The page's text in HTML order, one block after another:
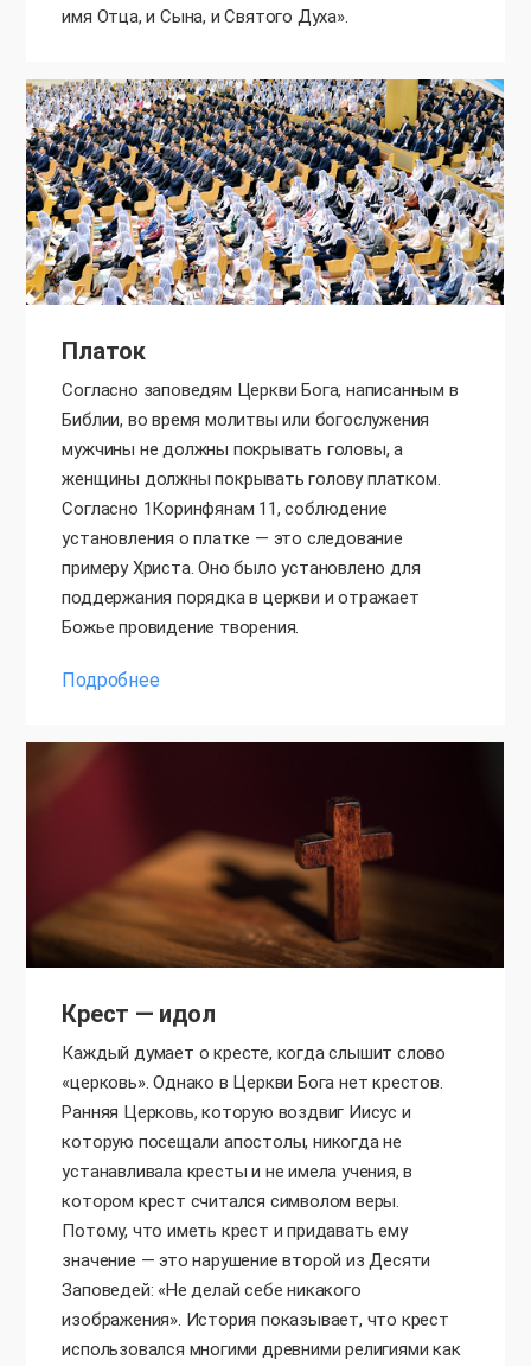
имя Отца, и Сына, и Святого Духа».
Платок
Согласно заповедям Церкви Бога, написанным в
Библии, во время молитвы или богослужения
мужчины не должны покрывать головы, а
женщины должны покрывать голову платком.
Согласно 1Коринфянам 11, соблюдение
установления о платке — это следование
примеру Христа. Оно было установлено для
поддержания порядка в церкви и отражает
Божье провидение творения.
Подробнее
Крест — идол
Каждый думает о кресте, когда слышит слово
«церковь». Однако в Церкви Бога нет крестов.
Ранняя Церковь, которую воздвиг Иисус и
которую посещали апостолы, никогда не
устанавливала кресты и не имела учения, в
котором крест считался символом веры.
Потому, что иметь крест и придавать ему
значение — это нарушение второй из Десяти
Заповедей: «Не делай себе никакого
изображения». История показывает, что крест
использовался многими древними религиями как